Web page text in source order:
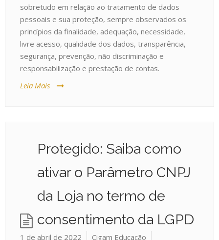
sobretudo em relação ao tratamento de dados
pessoais e sua proteção, sempre observados os
princípios da finalidade, adequação, necessidade,
livre acesso, qualidade dos dados, transparência,
segurança, prevenção, não discriminação e
responsabilização e prestação de contas.
Leia Mais
Protegido: Saiba como
ativar o Parâmetro CNPJ
da Loja no termo de
consentimento da LGPD
1 de abril de 2022
Cigam Educação